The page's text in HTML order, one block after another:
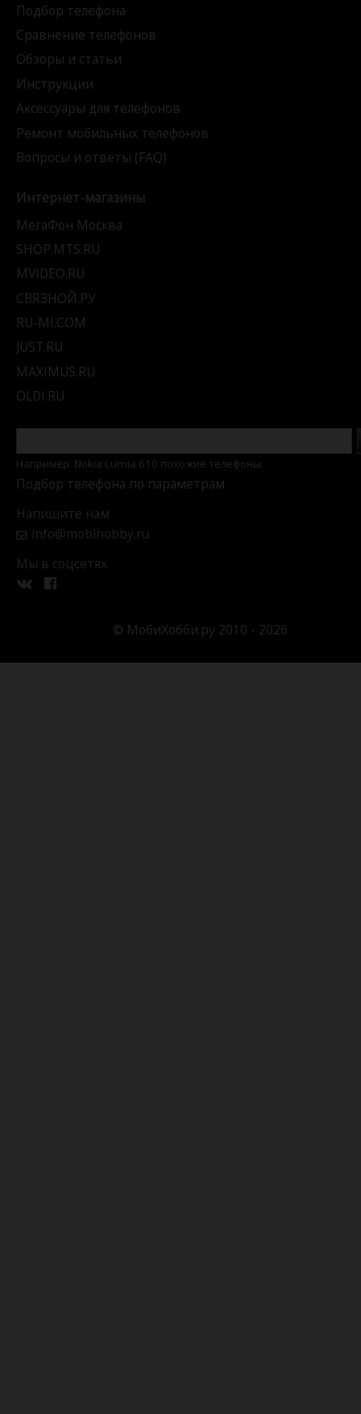
Подбор телефона
Сравнение телефонов
Обзоры и статьи
Инструкции
Аксессуары для телефонов
Ремонт мобильных телефонов
Вопросы и ответы (FAQ)
Интернет-магазины
МегаФон Москва
SHOP.MTS.RU
MVIDEO.RU
СВЯЗНОЙ.РУ
RU-MI.COM
JUST.RU
MAXIMUS.RU
OLDI.RU
Например: Nokia Lumia 610 похожие телефоны
Подбор телефона по параметрам
Напишите нам
info@mobihobby.ru
Мы в соцсетях
© МобиХобби.ру 2010 - 2026